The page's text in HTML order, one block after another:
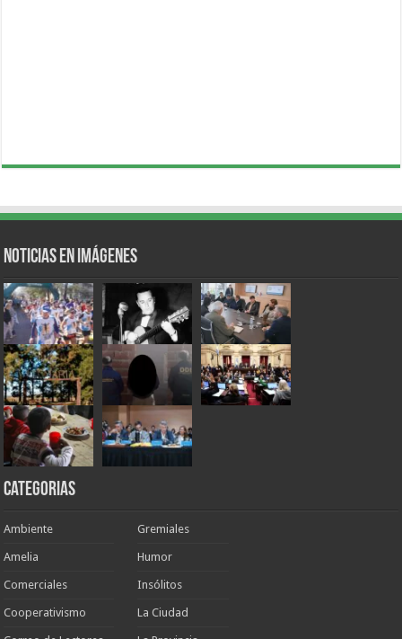
Noticias en Imágenes
Categorias
Ambiente
Amelia
Comerciales
Cooperativismo
Gremiales
Humor
Insólitos
La Ciudad